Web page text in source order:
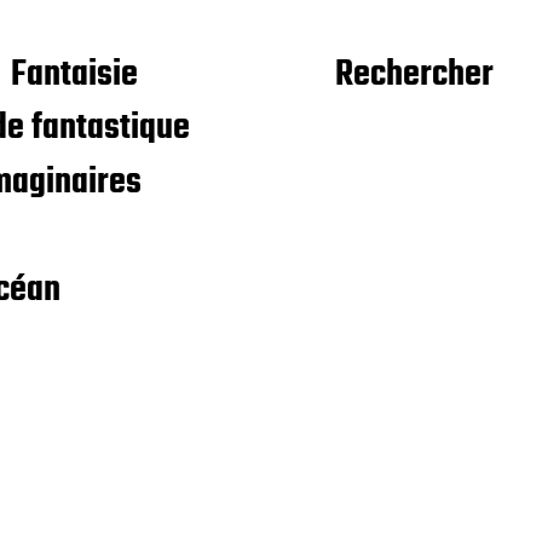
Fantaisie
fantastique
Rechercher